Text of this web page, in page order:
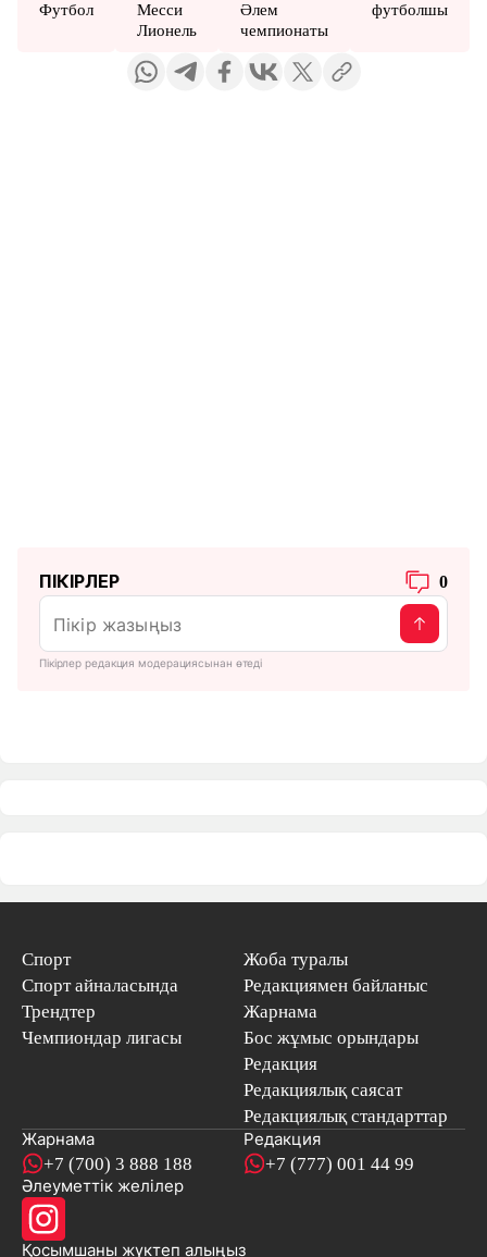
Футбол
Месси
Лионель
Әлем
чемпионаты
футболшы
ПІКІРЛЕР 0
Пікірлер редакция модерациясынан өтеді
Спорт
Спорт айналасында
Трендтер
Чемпиондар лигасы
Жоба туралы
Редакциямен байланыс
Жарнама
Бос жұмыс орындары
Редакция
Редакциялық саясат
Редакциялық стандарттар
Жарнама
+7 (700) 3 888 188
Редакция
+7 (777) 001 44 99
Әлеуметтік желілер
Қосымшаны жүктеп алыңыз